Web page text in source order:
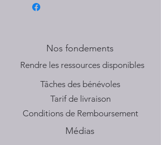
Nos fondements
​Rendre les ressources disponibles
Tâches des bénévoles
Tarif de livraison
Conditions de Remboursement
Médias